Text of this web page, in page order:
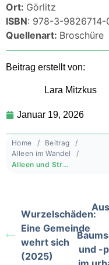
Ort: Görlitz
ISBN: 978-3-9826714-
Quellenart: Broschüre
Beitrag erstellt von:
Lara Mitzkus
Januar 19, 2026
Home
Beitrag
Alleen im Wandel
Alleen und Straßenbäume im ländlichen Raum: Grundlagen – Herausforderungen – Handlungsempfehlungen. Mit einem Praxisleitfaden zur Planung, Pflanzung und Pflege (2026)
Wurzelschäden:
Eine Gemeinde
wehrt sich
(2025)
und -